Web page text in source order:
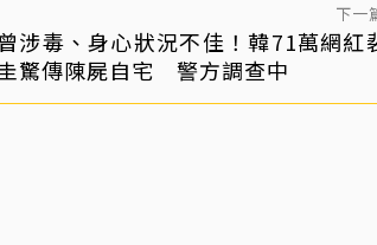
下一
曾涉毒、身心狀況不佳！韓71萬網紅
驚傳陳屍自宅 警方調查中